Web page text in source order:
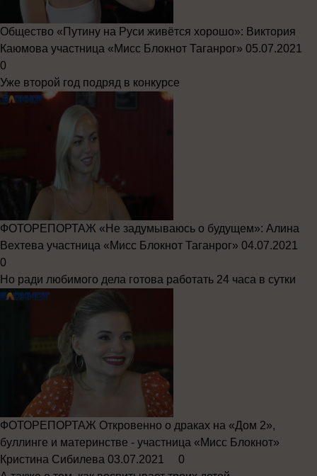
Общество «Путину на Руси живётся хорошо»: Виктория
Каюмова участница «Мисс Блокнот Таганрог» 05.07.2021
0
Уже второй год подряд в конкурсе
ФОТОРЕПОРТАЖ «Не задумываюсь о будущем»: Алина
Вехтева участница «Мисс Блокнот Таганрог» 04.07.2021
0
Но ради любимого дела готова работать 24 часа в сутки
ФОТОРЕПОРТАЖ Откровенно о драках на «Дом 2»,
буллинге и материнстве - участница «Мисс Блокнот»
Кристина Сибилева 03.07.2021
0